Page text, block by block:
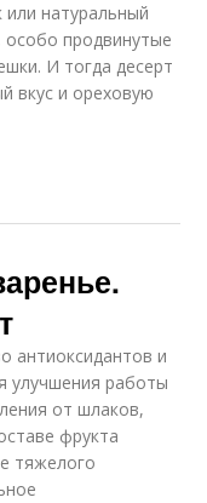
натуральный
особо продвинутые
И тогда десерт
вкус и ореховую
антиоксидантов и
улучшения работы
от шлаков,
фрукта
тяжелого